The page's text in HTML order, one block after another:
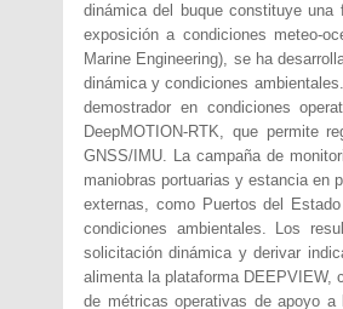
dinámica del buque constituye
exposición a condiciones meteo-
Marine Engineering), se ha
dinámica y condiciones
demostrador en condiciones
DeepMOTION-RTK, que permite
GNSS/IMU. La campaña de
maniobras portuarias y estancia en
externas, como Puertos del
condiciones ambientales. Los
solicitación dinámica y derivar
alimenta la plataforma DEEPVIEW,
de métricas operativas de apoyo